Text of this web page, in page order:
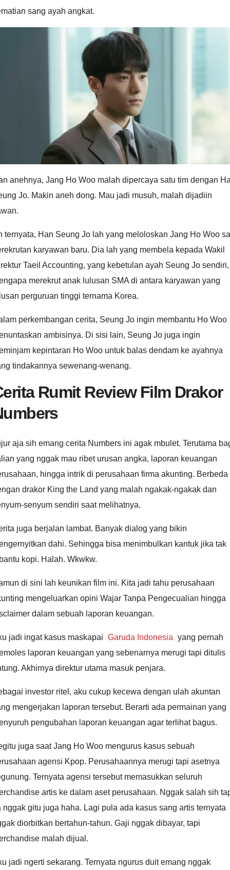
sang ayah angkat.
anehnya, Jang Ho Woo malah dipercaya satu tim dengan
Jo. Makin aneh dong. Mau jadi musuh, malah dijadiin
ternyata, Han Seung Jo lah yang meloloskan Jang Ho Woo
karyawan baru. Dia lah yang membela kepada Wakil
Taeil Accounting, yang kebetulan ayah Seung Jo sendiri,
merekrut anak lulusan SMA di antara karyawan yang
perguruan tinggi ternama Korea.
perkembangan cerita, Seung Jo ingin membantu Ho Woo
ambisinya. Di sisi lain, Seung Jo juga ingin
kepintaran Ho Woo untuk balas dendam ke ayahnya
tindakannya sewenang-wenang.
Rumit Review Film Drakor
aja sih emang cerita Numbers ini agak mbulet. Terutama
yang nggak mau ribet urusan angka, laporan keuangan
hingga intrik di perusahaan firma akunting. Berbeda
drakor King the Land yang malah ngakak-ngakak dan
senyum sendiri saat melihatnya.
juga berjalan lambat. Banyak dialog yang bikin
dahi. Sehingga bisa menimbulkan kantuk jika tak
kopi. Halah. Wkwkw.
di sini lah keunikan film ini. Kita jadi tahu perusahaan
mengeluarkan opini Wajar Tanpa Pengecualian hingga
dalam sebuah laporan keuangan.
jadi ingat kasus maskapai Garuda Indonesia yang pernah
laporan keuangan yang sebenarnya merugi tapi ditulis
Akhirnya direktur utama masuk penjara.
investor ritel, aku cukup kecewa dengan ulah akuntan
mengerjakan laporan tersebut. Berarti ada permainan yang
pengubahan laporan keuangan agar terlihat bagus.
juga saat Jang Ho Woo mengurus kasus sebuah
agensi Kpop. Perusahaannya merugi tapi asetnya
Ternyata agensi tersebut memasukkan seluruh
artis ke dalam aset perusahaan. Nggak salah sih
nggak gitu juga haha. Lagi pula ada kasus sang artis ternyata
diorbitkan bertahun-tahun. Gaji nggak dibayar, tapi
malah dijual.
jadi ngerti sekarang. Ternyata ngurus duit emang nggak